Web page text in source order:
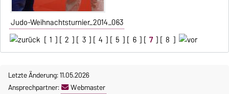
Judo-Weihnachtsturnier_2014_063
[ 1 ] [ 2 ] [ 3 ] [ 4 ] [ 5 ] [ 6 ] [ 7 ] [ 8 ]
Letzte Änderung: 11.05.2026
Ansprechpartner:
Webmaster